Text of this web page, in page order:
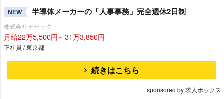
NEW 半導体メーカーの「人事事務」完全週休2日制
株式会社テセック
月給22万5,500円～31万3,850円
正社員 / 東京都
続きはこちら
sponsored by 求人ボックス